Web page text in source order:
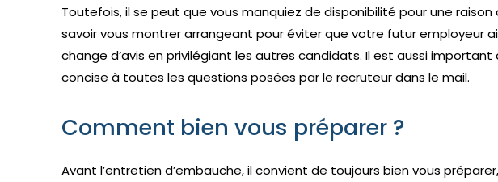
Toutefois, il se peut que vous manquiez de disponibilité pour une
savoir vous montrer arrangeant pour éviter que votre futur employeur
change d’avis en privilégiant les autres candidats. Il est aussi
concise à toutes les questions posées par le recruteur dans le mail.
Comment bien vous préparer ?
Avant l’entretien d’embauche, il convient de toujours bien vous